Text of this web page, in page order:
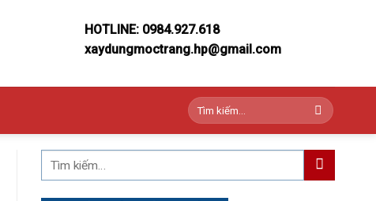
HOTLINE: 0984.927.618
xaydungmoctrang.hp@gmail.com
Tìm
kiếm: